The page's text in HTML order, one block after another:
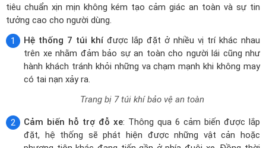
Cảm biến hỗ trợ đỗ xe
phương tiện khác đang tiến gần ở phía đuôi xe. Đồng thời
đưa ra những tín hiệu cảnh báo người lái và hỗ trợ đánh lái
để việc lùi hoặc đỗ xe được thực hiện một cách an toàn,
đặc biệt là ở những không gian chật hẹp.
Toyota Corolla Altis 1.8HEV trang bị cảm biến hỗ trợ đỗ xe
Hệ thống cảnh báo điểm mù BSM: Trong quá trình
chuyển làn đường, hệ thống sẽ đưa ra tín hiệu cảnh báo